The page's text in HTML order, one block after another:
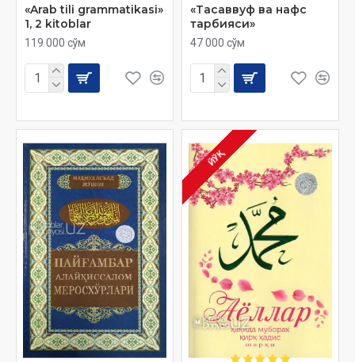
«Arab tili grammatikasi»
1, 2 kitoblar
119 000 сўм
«Тасаввуф ва нафс
тарбияси»
47 000 сўм
ЙЎҚ